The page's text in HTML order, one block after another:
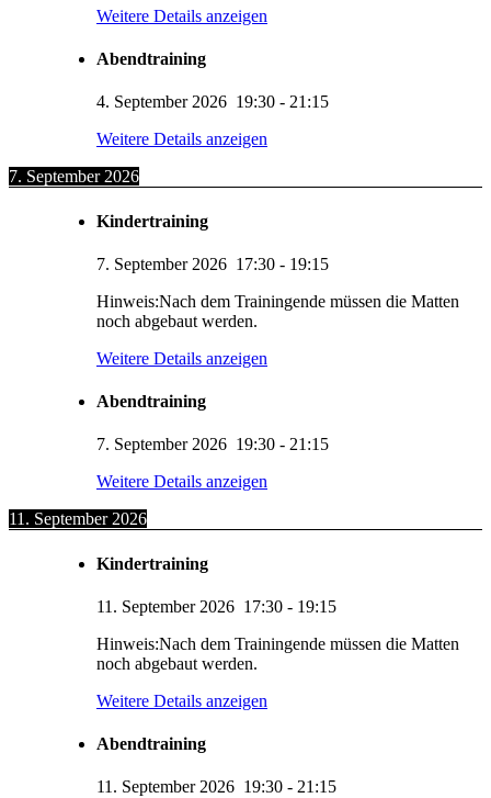
Weitere Details anzeigen
Abendtraining
4. September 2026 19:30 - 21:15
Weitere Details anzeigen
7. September 2026
Kindertraining
7. September 2026 17:30 - 19:15
Hinweis:Nach dem Trainingende müssen die Matten
noch abgebaut werden.
Weitere Details anzeigen
Abendtraining
7. September 2026 19:30 - 21:15
Weitere Details anzeigen
11. September 2026
Kindertraining
11. September 2026 17:30 - 19:15
Hinweis:Nach dem Trainingende müssen die Matten
noch abgebaut werden.
Weitere Details anzeigen
Abendtraining
11. September 2026 19:30 - 21:15